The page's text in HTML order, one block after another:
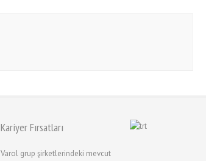
Kariyer Fırsatları
Varol grup şirketlerindeki mevcut